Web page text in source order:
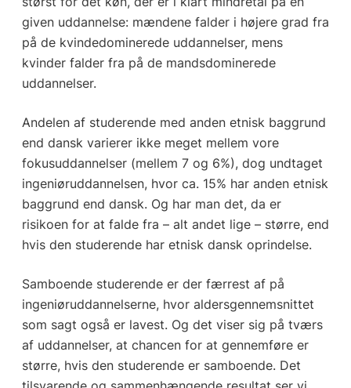
given uddannelse: mændene falder i højere grad fra
på de kvindedominerede uddannelser, mens
kvinder falder fra på de mandsdominerede
uddannelser.
Andelen af studerende med anden etnisk baggrund
end dansk varierer ikke meget mellem vore
fokusuddannelser (mellem 7 og 6%), dog undtaget
ingeniøruddannelsen, hvor ca. 15% har anden etnisk
baggrund end dansk. Og har man det, da er
risikoen for at falde fra – alt andet lige – større, end
hvis den studerende har etnisk dansk oprindelse.
Samboende studerende er der færrest af på
ingeniøruddannelserne, hvor aldersgennemsnittet
som sagt også er lavest. Og det viser sig på tværs
af uddannelser, at chancen for at gennemføre er
større, hvis den studerende er samboende. Det